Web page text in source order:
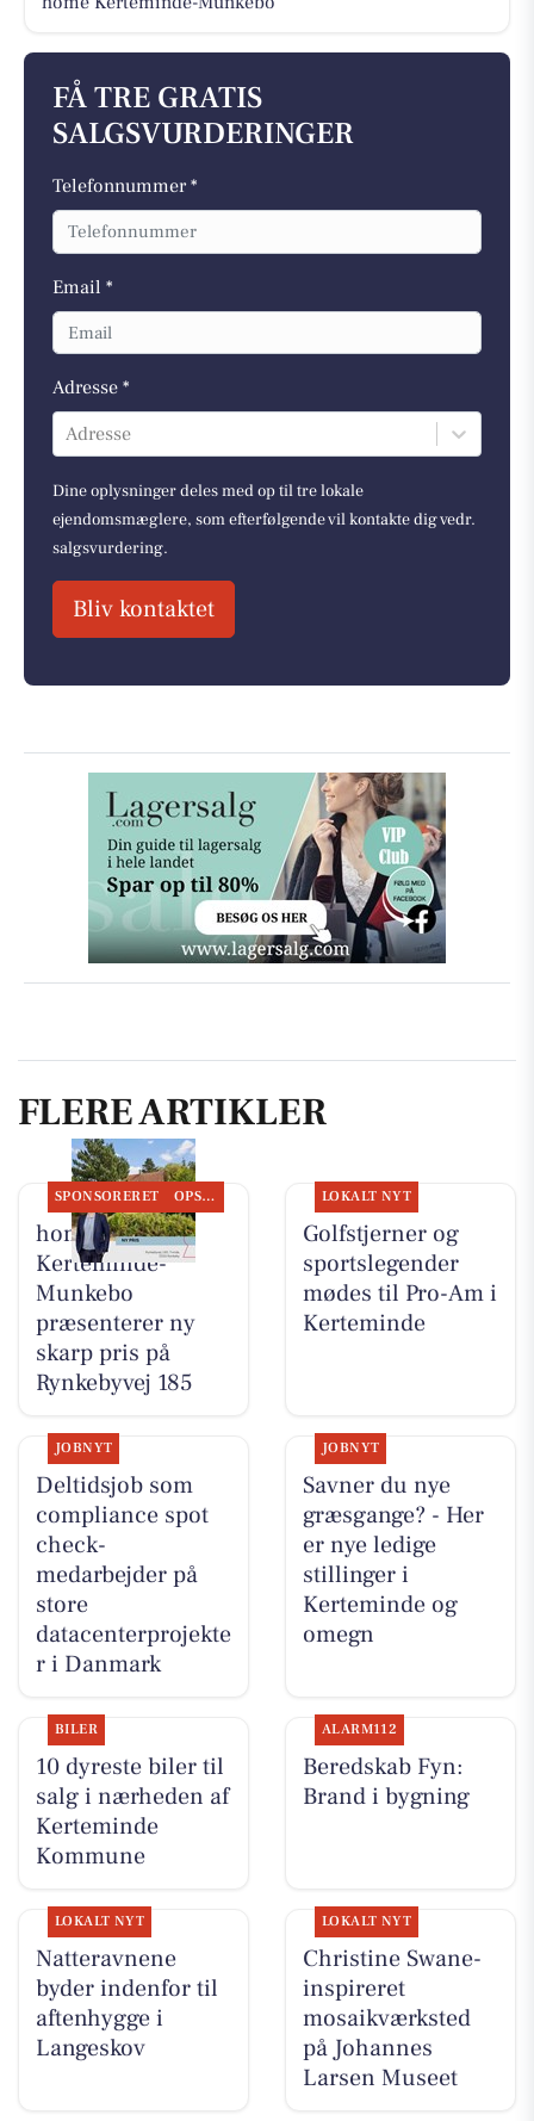
FÅ TRE GRATIS
SALGSVURDERINGER
Telefonnummer *
Email *
Adresse *
Adresse
Dine oplysninger deles med op til tre lokale
ejendomsmæglere, som efterfølgende vil kontakte dig vedr.
salgsvurdering.
Bliv kontaktet
FLERE ARTIKLER
SPONSORERET OPSLAGSTAVLEN
home
Kerteminde-
Munkebo
præsenterer ny
skarp pris på
Rynkebyvej 185
LOKALT NYT
Golfstjerner og
sportslegender
mødes til Pro-Am i
Kerteminde
JOBNYT
Deltidsjob som
compliance spot
check-
medarbejder på
store
datacenterprojekte
r i Danmark
JOBNYT
Savner du nye
græsgange? - Her
er nye ledige
stillinger i
Kerteminde og
omegn
BILER
10 dyreste biler til
salg i nærheden af
Kerteminde
Kommune
ALARM112
Beredskab Fyn:
Brand i bygning
LOKALT NYT
Natteravnene
byder indenfor til
aftenhygge i
Langeskov
LOKALT NYT
Christine Swane-
inspireret
mosaikværksted
på Johannes
Larsen Museet